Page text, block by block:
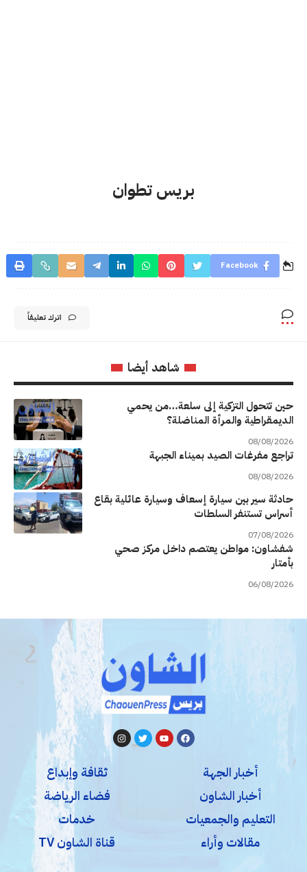
بريس تطوان
Facebook
اترك تعليقاً
شاهد أيضا
حين تتحول التزكية إلى سلعة…من يحمي
الديمقراطية والمرأة المناضلة؟
08/08/2026
تراجع مفرغات الصيد بميناء الجبهة
08/08/2026
حادثة سير بين سيارة إسعاف وسيارة عائلية بقاع
أسراس تستنفر السلطات
07/08/2026
شفشاون: مواطن يعتصم داخل مركز صحي
بأمتار
06/08/2026
أخبار الجهة
أخبار الشاون
التعليم والجمعيات
مقالات وأراء
ثقافة وإبداع
فضاء الرياضة
خدمات
قناة الشاون TV